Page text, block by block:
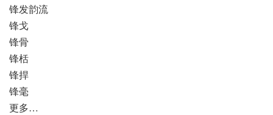
锋发韵流
锋戈
锋骨
锋栝
锋捍
锋毫
更多…